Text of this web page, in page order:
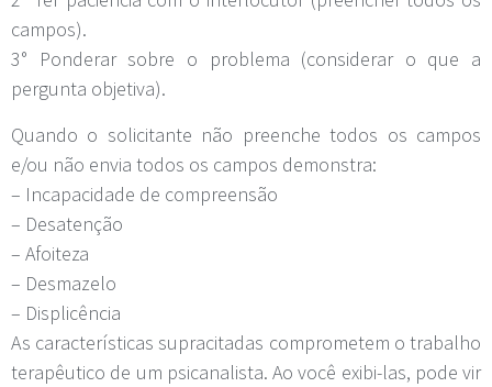
campos).
3° Ponderar sobre o problema (considerar o que a
pergunta objetiva).
Quando o solicitante não preenche todos os campos
e/ou não envia todos os campos demonstra:
– Incapacidade de compreensão
– Desatenção
– Afoiteza
– Desmazelo
– Displicência
As características supracitadas comprometem o trabalho
terapêutico de um psicanalista. Ao você exibi-las, pode vir